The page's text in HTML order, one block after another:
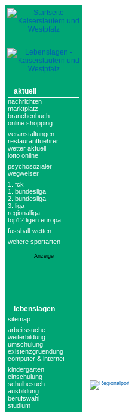
aktuell
nachrichten
marktplatz
branchenbuch
online shopping
veranstaltungen
restaurantfuehrer
wetter aktuell
lotto online
psychosozialer
wegweiser
1. fck
1. bundesliga
2. bundesliga
3. liga
regionalliga
top12 ligen europa
fussball-wetten
weitere sportarten
Anzeige
lebenslagen
sitemap
arbeitssuche
weiterbildung
umschulung
existenzgruendung
computer & internet
kindergarten
einschulung
schulbesuch
ausbildung
berufswahl
studium